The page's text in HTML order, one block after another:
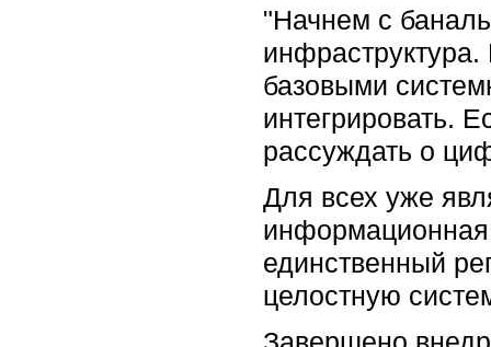
"Начнем с
базовыми
интегрировать.
рассуждать о
Для всех уже
единственный
целостную